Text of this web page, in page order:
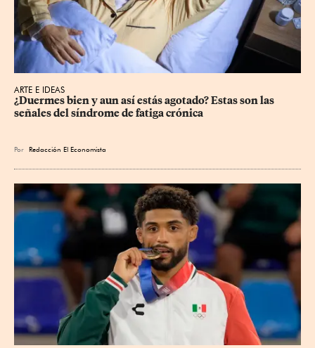
ARTE E IDEAS
¿Duermes bien y aun así estás agotado? Estas son las
señales del síndrome de fatiga crónica
Por Redacción El Economista